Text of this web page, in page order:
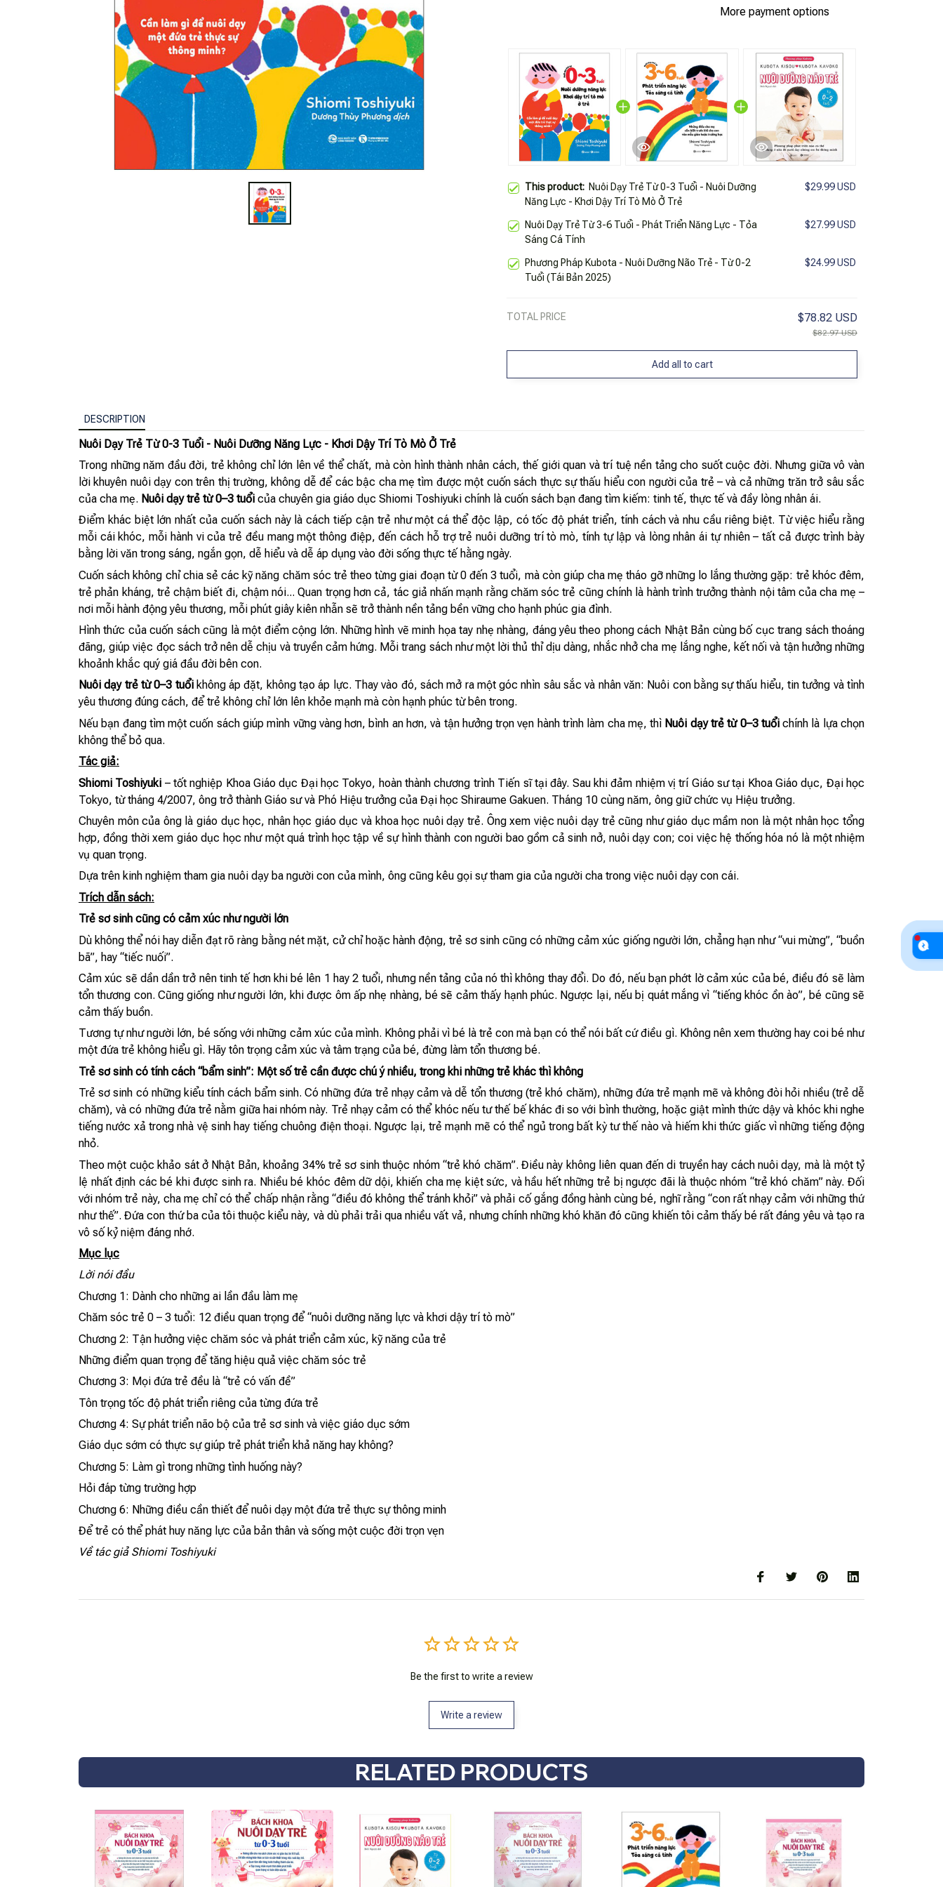
More payment options
This product: Nuôi Dạy Trẻ Từ 0-3 Tuổi - Nuôi Dưỡng
Năng Lực - Khơi Dậy Trí Tò Mò Ở Trẻ
$29.99 USD
Nuôi Dạy Trẻ Từ 3-6 Tuổi - Phát Triển Năng Lực - Tỏa
Sáng Cá Tính
$27.99 USD
Phương Pháp Kubota - Nuôi Dưỡng Não Trẻ - Từ 0-2
Tuổi (Tái Bản 2025)
$24.99 USD
TOTAL PRICE $78.82 USD
$82.97 USD
Add all to cart
DESCRIPTION
Nuôi Dạy Trẻ Từ 0-3 Tuổi - Nuôi Dưỡng Năng Lực - Khơi Dậy Trí Tò Mò Ở Trẻ
Trong những năm đầu đời, trẻ không chỉ lớn lên về thể chất, mà còn hình thành nhân cách, thế giới quan và trí tuệ nền tảng cho suốt cuộc đời. Nhưng giữa vô vàn
lời khuyên nuôi dạy con trên thị trường, không dễ để các bậc cha mẹ tìm được một cuốn sách thực sự thấu hiểu con người của trẻ – và cả những trăn trở sâu sắc
của cha mẹ. Nuôi dạy trẻ từ 0–3 tuổi của chuyên gia giáo dục Shiomi Toshiyuki chính là cuốn sách bạn đang tìm kiếm: tinh tế, thực tế và đầy lòng nhân ái.
Điểm khác biệt lớn nhất của cuốn sách này là cách tiếp cận trẻ như một cá thể độc lập, có tốc độ phát triển, tính cách và nhu cầu riêng biệt. Từ việc hiểu rằng
mỗi cái khóc, mỗi hành vi của trẻ đều mang một thông điệp, đến cách hỗ trợ trẻ nuôi dưỡng trí tò mò, tính tự lập và lòng nhân ái tự nhiên – tất cả được trình bày
bằng lời văn trong sáng, ngắn gọn, dễ hiểu và dễ áp dụng vào đời sống thực tế hằng ngày.
Cuốn sách không chỉ chia sẻ các kỹ năng chăm sóc trẻ theo từng giai đoạn từ 0 đến 3 tuổi, mà còn giúp cha mẹ tháo gỡ những lo lắng thường gặp: trẻ khóc đêm,
trẻ phản kháng, trẻ chậm biết đi, chậm nói... Quan trọng hơn cả, tác giả nhấn mạnh rằng chăm sóc trẻ cũng chính là hành trình trưởng thành nội tâm của cha mẹ –
nơi mỗi hành động yêu thương, mỗi phút giây kiên nhẫn sẽ trở thành nền tảng bền vững cho hạnh phúc gia đình.
Hình thức của cuốn sách cũng là một điểm cộng lớn. Những hình vẽ minh họa tay nhẹ nhàng, đáng yêu theo phong cách Nhật Bản cùng bố cục trang sách thoáng
đãng, giúp việc đọc sách trở nên dễ chịu và truyền cảm hứng. Mỗi trang sách như một lời thủ thỉ dịu dàng, nhắc nhở cha mẹ lắng nghe, kết nối và tận hưởng những
khoảnh khắc quý giá đầu đời bên con.
Nuôi dạy trẻ từ 0–3 tuổikhông áp đặt, không tạo áp lực. Thay vào đó, sách mở ra một góc nhìn sâu sắc và nhân văn: Nuôi con bằng sự thấu hiểu, tin tưởng và tình
yêu thương đúng cách, để trẻ không chỉ lớn lên khỏe mạnh mà còn hạnh phúc từ bên trong.
Nếu bạn đang tìm một cuốn sách giúp mình vững vàng hơn, bình an hơn, và tận hưởng trọn vẹn hành trình làm cha mẹ, thì Nuôi dạy trẻ từ 0–3 tuổichính là lựa chọn
không thể bỏ qua.
Tác giả:
Shiomi Toshiyuki – tốt nghiệp Khoa Giáo dục Đại học Tokyo, hoàn thành chương trình Tiến sĩ tại đây. Sau khi đảm nhiệm vị trí Giáo sư tại Khoa Giáo dục, Đại học
Tokyo, từ tháng 4/2007, ông trở thành Giáo sư và Phó Hiệu trưởng của Đại học Shiraume Gakuen. Tháng 10 cùng năm, ông giữ chức vụ Hiệu trưởng.
Chuyên môn của ông là giáo dục học, nhân học giáo dục và khoa học nuôi dạy trẻ. Ông xem việc nuôi dạy trẻ cũng như giáo dục mầm non là một nhân học tổng
hợp, đồng thời xem giáo dục học như một quá trình học tập về sự hình thành con người bao gồm cả sinh nở, nuôi dạy con; coi việc hệ thống hóa nó là một nhiệm
vụ quan trọng.
Dựa trên kinh nghiệm tham gia nuôi dạy ba người con của mình, ông cũng kêu gọi sự tham gia của người cha trong việc nuôi dạy con cái.
Trích dẫn sách:
Trẻ sơ sinh cũng có cảm xúc như người lớn
Dù không thể nói hay diễn đạt rõ ràng bằng nét mặt, cử chỉ hoặc hành động, trẻ sơ sinh cũng có những cảm xúc giống người lớn, chẳng hạn như “vui mừng”, “buồn
bã”, hay “tiếc nuối”.
Cảm xúc sẽ dần dần trở nên tinh tế hơn khi bé lên 1 hay 2 tuổi, nhưng nền tảng của nó thì không thay đổi. Do đó, nếu bạn phớt lờ cảm xúc của bé, điều đó sẽ làm
tổn thương con. Cũng giống như người lớn, khi được ôm ấp nhẹ nhàng, bé sẽ cảm thấy hạnh phúc. Ngược lại, nếu bị quát mắng vì “tiếng khóc ồn ào”, bé cũng sẽ
cảm thấy buồn.
Tương tự như người lớn, bé sống với những cảm xúc của mình. Không phải vì bé là trẻ con mà bạn có thể nói bất cứ điều gì. Không nên xem thường hay coi bé như
một đứa trẻ không hiểu gì. Hãy tôn trọng cảm xúc và tâm trạng của bé, đừng làm tổn thương bé.
Trẻ sơ sinh có tính cách “bẩm sinh”: Một số trẻ cần được chú ý nhiều, trong khi những trẻ khác thì không
Trẻ sơ sinh có những kiểu tính cách bẩm sinh. Có những đứa trẻ nhạy cảm và dễ tổn thương (trẻ khó chăm), những đứa trẻ mạnh mẽ và không đòi hỏi nhiều (trẻ dễ
chăm), và có những đứa trẻ nằm giữa hai nhóm này. Trẻ nhạy cảm có thể khóc nếu tư thế bế khác đi so với bình thường, hoặc giật mình thức dậy và khóc khi nghe
tiếng nước xả trong nhà vệ sinh hay tiếng chuông điện thoại. Ngược lại, trẻ mạnh mẽ có thể ngủ trong bất kỳ tư thế nào và hiếm khi thức giấc vì những tiếng động
nhỏ.
Theo một cuộc khảo sát ở Nhật Bản, khoảng 34% trẻ sơ sinh thuộc nhóm “trẻ khó chăm”. Điều này không liên quan đến di truyền hay cách nuôi dạy, mà là một tỷ
lệ nhất định các bé khi được sinh ra. Nhiều bé khóc đêm dữ dội, khiến cha mẹ kiệt sức, và hầu hết những trẻ bị ngược đãi là thuộc nhóm “trẻ khó chăm” này. Đối
với nhóm trẻ này, cha mẹ chỉ có thể chấp nhận rằng “điều đó không thể tránh khỏi” và phải cố gắng đồng hành cùng bé, nghĩ rằng “con rất nhạy cảm với những thứ
như thế”. Đứa con thứ ba của tôi thuộc kiểu này, và dù phải trải qua nhiều vất vả, nhưng chính những khó khăn đó cũng khiến tôi cảm thấy bé rất đáng yêu và tạo ra
vô số kỷ niệm đáng nhớ.
Mục lục
Lời nói đầu
Chương 1: Dành cho những ai lần đầu làm mẹ
Chăm sóc trẻ 0 – 3 tuổi: 12 điều quan trọng để “nuôi dưỡng năng lực và khơi dậy trí tò mò”
Chương 2: Tận hưởng việc chăm sóc và phát triển cảm xúc, kỹ năng của trẻ
Những điểm quan trọng để tăng hiệu quả việc chăm sóc trẻ
Chương 3: Mọi đứa trẻ đều là “trẻ có vấn đề”
Tôn trọng tốc độ phát triển riêng của từng đứa trẻ
Chương 4: Sự phát triển não bộ của trẻ sơ sinh và việc giáo dục sớm
Giáo dục sớm có thực sự giúp trẻ phát triển khả năng hay không?
Chương 5: Làm gì trong những tình huống này?
Hỏi đáp từng trường hợp
Chương 6: Những điều cần thiết để nuôi dạy một đứa trẻ thực sự thông minh
Để trẻ có thể phát huy năng lực của bản thân và sống một cuộc đời trọn vẹn
Về tác giả Shiomi Toshiyuki
Be the first to write a review
Write a review
RELATED PRODUCTS